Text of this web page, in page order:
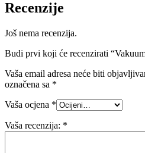
Recenzije
Još nema recenzija.
Budi prvi koji će recenzirati
Vaša email adresa neće biti
označena sa *
Vaša ocjena *
Vaša recenzija: *